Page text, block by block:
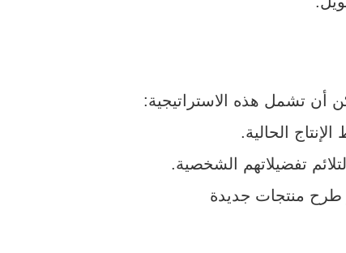
أن تشمل هذه الاستراتيجية:
الحالية.
تفضيلاتهم الشخصية.
طرح منتجات جديدة